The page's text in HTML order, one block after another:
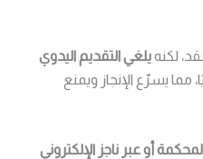
لكنهيلغي التقديم اليدوي
مما يسرّع الإنجاز ويمنع
أو عبر ناجز الإلكتروني